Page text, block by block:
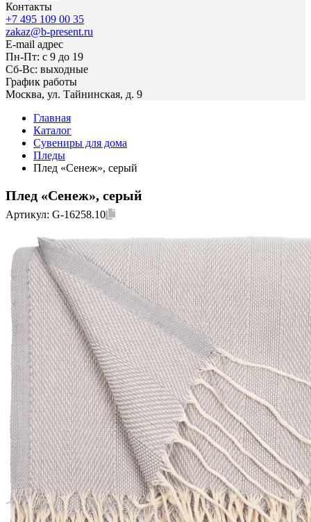
Контакты
+7 495 109 00 35
zakaz@b-present.ru
E-mail адрес
Пн-Пт: с 9 до 19
Сб-Вс: выходные
График работы
Москва, ул. Тайнинская, д. 9
Главная
Каталог
Сувениры для дома
Пледы
Плед «Сенеж», серый
Плед «Сенеж», серый
Артикул: G-16258.10